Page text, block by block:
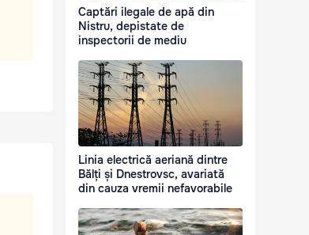
Captări ilegale de apă din
Nistru, depistate de
inspectorii de mediu
Linia electrică aeriană dintre
Bălți și Dnestrovsc, avariată
din cauza vremii nefavorabile